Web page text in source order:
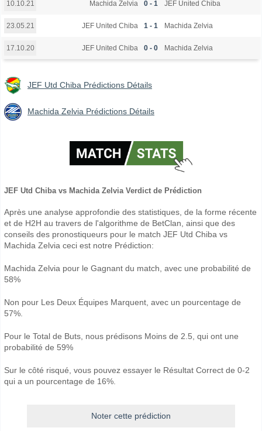
10.10.21 Machida Zelvia 0 - 1 JEF United Chiba
23.05.21 JEF United Chiba 1 - 1 Machida Zelvia
17.10.20 JEF United Chiba 0 - 0 Machida Zelvia
JEF Utd Chiba Prédictions Détails
Machida Zelvia Prédictions Détails
JEF Utd Chiba vs Machida Zelvia Verdict de Prédiction
Après une analyse approfondie des statistiques, de la forme récente
et de H2H au travers de l'algorithme de BetClan, ainsi que des
conseils des pronostiqueurs pour le match JEF Utd Chiba vs
Machida Zelvia ceci est notre Prédiction:
Machida Zelvia pour le Gagnant du match, avec une probabilité de
58%
Non pour Les Deux Équipes Marquent, avec un pourcentage de
57%.
Pour le Total de Buts, nous prédisons Moins de 2.5, qui ont une
probabilité de 59%
Sur le côté risqué, vous pouvez essayer le Résultat Correct de 0-2
qui a un pourcentage de 16%.
Noter cette prédiction